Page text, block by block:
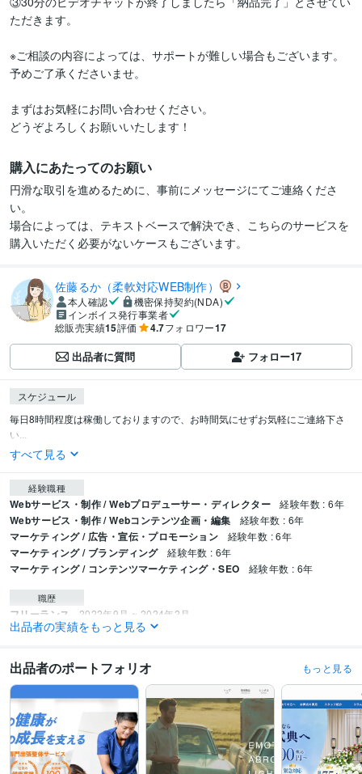
ただきます。
※ご相談の内容によっては、サポートが難しい場合もございます。
予めご了承くださいませ。
まずはお気軽にお問い合わせください。
購入にあたってのお願い
円滑な取引を進めるために、事前にメッセージにてご連絡くださ
い。
場合によっては、テキストベースで解決でき、こちらのサービスを
購入いただく必要がないケースもございます。
佐藤るか（柔軟対応WEB制作）
本人確認
機密保持契約(NDA)
インボイス発行事業者
総販売実績15評価 4.7フォロワー17
出品者に質問 フォロー17
スケジュール
毎日8時間程度は稼働しておりますので、お時間気にせずお気軽にご連絡下さ
い...
すべて見る
経験職種
Webサービス・制作 / Webプロデューサー・ディレクター 経験年数 : 6年
Webサービス・制作 / Webコンテンツ企画・編集 経験年数 : 6年
マーケティング / 広告・宣伝・プロモーション 経験年数 : 6年
マーケティング / ブランディング 経験年数 : 6年
マーケティング / コンテンツマーケティング・SEO 経験年数 : 6年
職歴
フリーランス 2022年9月 ~ 2024年2月
TOEIC
プログラミング言語・フレームワーク
CSS:3年 HTML:3年JavaScript:3年PHP:3年
ビジネス・クリエイティブツール
WordPress:3年Excel:10年Google スプレッドシート:10年
Google スライド:10年Google ドキュメント:10年Keynote:3年Numbers:3年
出品者の実績をもっと見る
出品者のポートフォリオ もっと見る